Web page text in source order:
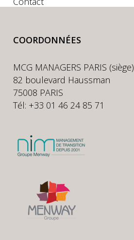
COORDONNÉES
MCG MANAGERS PARIS (siège)
82 boulevard Haussman
75008 PARIS
Tél: +33 01 46 24 85 71